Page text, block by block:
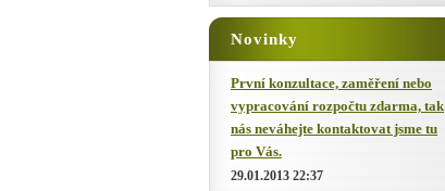
Novinky
První konzultace, zaměření nebo
vypracování rozpočtu zdarma, tak
nás neváhejte kontaktovat jsme tu
pro Vás.
29.01.2013 22:37